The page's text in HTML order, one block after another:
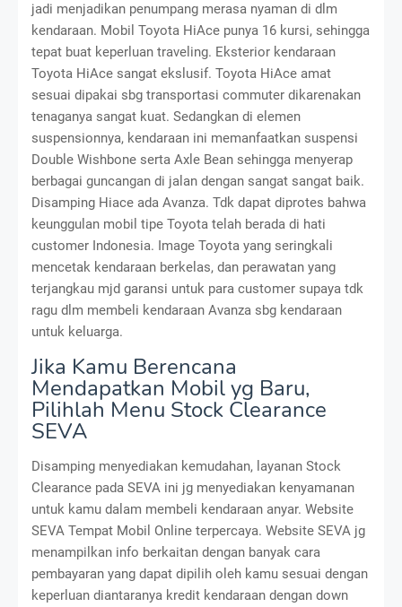
jadi menjadikan penumpang merasa nyaman di dlm
kendaraan. Mobil Toyota HiAce punya 16 kursi, sehingga
tepat buat keperluan traveling. Eksterior kendaraan
Toyota HiAce sangat ekslusif. Toyota HiAce amat
sesuai dipakai sbg transportasi commuter dikarenakan
tenaganya sangat kuat. Sedangkan di elemen
suspensionnya, kendaraan ini memanfaatkan suspensi
Double Wishbone serta Axle Bean sehingga menyerap
berbagai guncangan di jalan dengan sangat sangat baik.
Disamping Hiace ada Avanza. Tdk dapat diprotes bahwa
keunggulan mobil tipe Toyota telah berada di hati
customer Indonesia. Image Toyota yang seringkali
mencetak kendaraan berkelas, dan perawatan yang
terjangkau mjd garansi untuk para customer supaya tdk
ragu dlm membeli kendaraan Avanza sbg kendaraan
untuk keluarga.
Jika Kamu Berencana
Mendapatkan Mobil yg Baru,
Pilihlah Menu Stock Clearance
SEVA
Disamping menyediakan kemudahan, layanan Stock
Clearance pada SEVA ini jg menyediakan kenyamanan
untuk kamu dalam membeli kendaraan anyar. Website
SEVA Tempat Mobil Online terpercaya. Website SEVA jg
menampilkan info berkaitan dengan banyak cara
pembayaran yang dapat dipilih oleh kamu sesuai dengan
keperluan diantaranya kredit kendaraan dengan down